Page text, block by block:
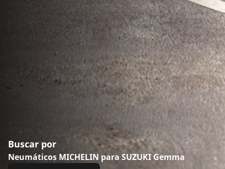
Buscar por
Neumáticos MICHELIN para SUZUKI Gemma